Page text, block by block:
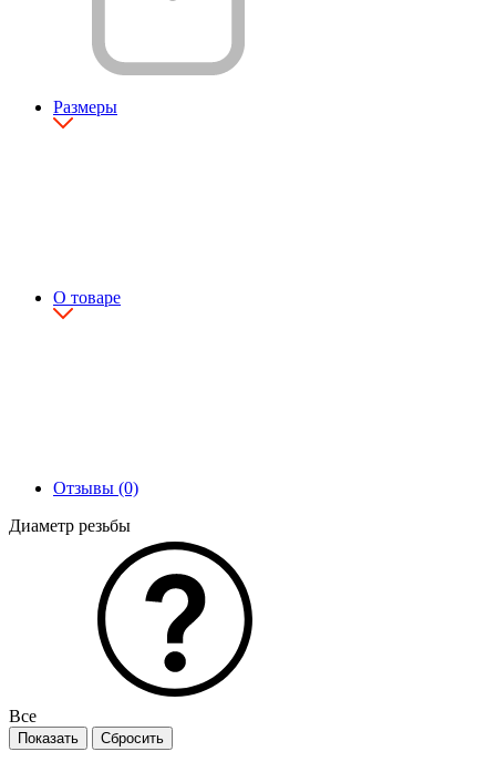
Размеры
О товаре
Отзывы (0)
Диаметр резьбы
Все